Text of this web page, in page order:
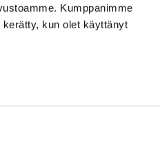
Kumppanimme
kun olet käyttänyt